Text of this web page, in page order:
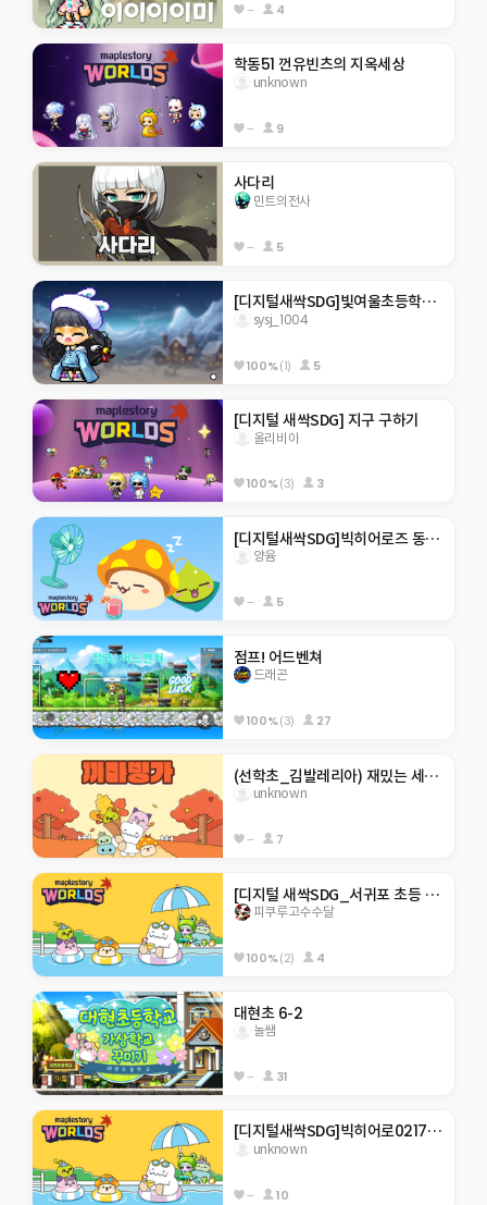
-- 4
학동51 껀유빈츠의 지옥세상
unknown
-- 9
사다리
민트의전사
-- 5
[디지털새싹SDG]빛여울초등학교 sysj_1004
sysj_1004
100%(1) 5
[디지털 새싹SDG] 지구 구하기
올리비아
100%(3) 3
[디지털새싹SDG]빅히어로즈 동홍초 미래
양윰
-- 5
점프! 어드벤쳐
드래곤
100%(3) 27
(선학초_김발레리아) 재밌는 세계 여행 체험
unknown
-- 7
[디지털 새싹SDG_서귀포 초등 4기]히든 서귀포 아무도 못깨는 점프맵
피쿠루고수수달
100%(2) 4
대현초 6-2
놀쌤
-- 31
[디지털새싹SDG]빅히어로0217 한라대 재미있는 게임맵  . ..을 깰수있을거라 생각하나
unknown
-- 10